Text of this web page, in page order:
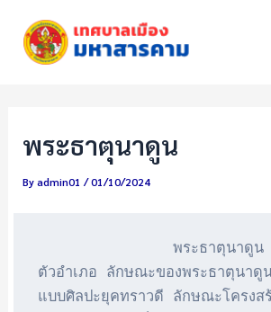
content
พระธาตุนาดูน
Byadmin01/01/10/2024
ตัวอำเภอ ลักษณะของพระธาตุนาดู
แบบศิลปะยุคทราวดี ลักษณะโครงส